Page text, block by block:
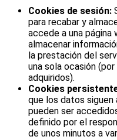
Cookies de sesión:
para recabar y
accede a una página
almacenar
la prestación del
una sola ocasión
adquiridos).
Cookies
que los datos siguen
pueden ser
definido por el
de unos minutos a